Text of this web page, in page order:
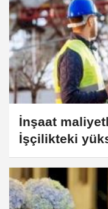
İnşaat
İşçilikteki